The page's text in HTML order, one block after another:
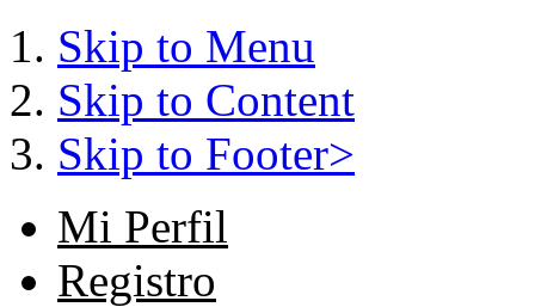
Skip to Menu
Skip to Content
Skip to Footer>
Mi Perfil
Registro